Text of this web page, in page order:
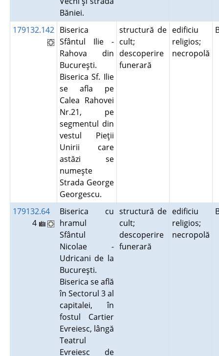
Băniei.
179132.142 Biserica
Sfântul Ilie -
Rahova din
Bucureşti.
Biserica Sf. Ilie
se afla pe
Calea Rahovei
Nr.21, pe
segmentul din
vestul Pieţii
Unirii care
astăzi se
numeşte
Strada George
Georgescu.
structură de
cult;
descoperire
funerară
edificiu
religios;
necropolă
179132.64
4
Biserica cu
hramul
Sfântul
Nicolae -
Udricani de la
Bucureşti.
Biserica se află
în Sectorul 3 al
capitalei, în
fostul Cartier
Evreiesc, lângă
Teatrul
Evreiesc de
structură de
cult;
descoperire
funerară
edificiu
religios;
necropolă